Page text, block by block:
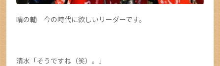
晴の輔 今の時代に欲しいリーダーです。
清水「そうですね（笑）。」